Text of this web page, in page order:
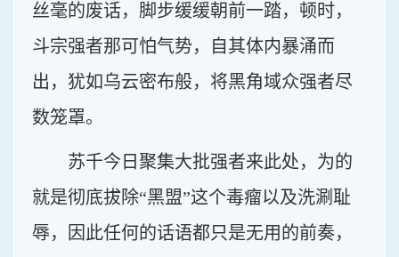
丝毫的废话，脚步缓缓朝前一踏，顿时，
斗宗强者那可怕气势，自其体内暴涌而
出，犹如乌云密布般，将黑角域众强者尽
数笼罩。
苏千今日聚集大批强者来此处，为的
就是彻底拔除“黑盟”这个毒瘤以及洗涮耻
辱，因此任何的话语都只是无用的前奏，